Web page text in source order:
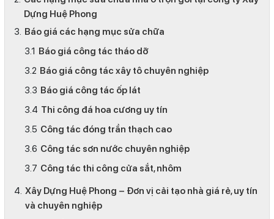
Dựng Huệ Phong
Báo giá các hạng mục sửa chữa
Báo giá công tác tháo dỡ
Báo giá công tác xây tô chuyên nghiệp
Báo giá công tác ốp lát
Thi công đá hoa cương uy tín
Công tác đóng trần thạch cao
Công tác sơn nước chuyên nghiệp
Công tác thi công cửa sắt, nhôm
Xây Dựng Huệ Phong – Đơn vị cải tạo nhà giá rẻ, uy tín
và chuyên nghiệp